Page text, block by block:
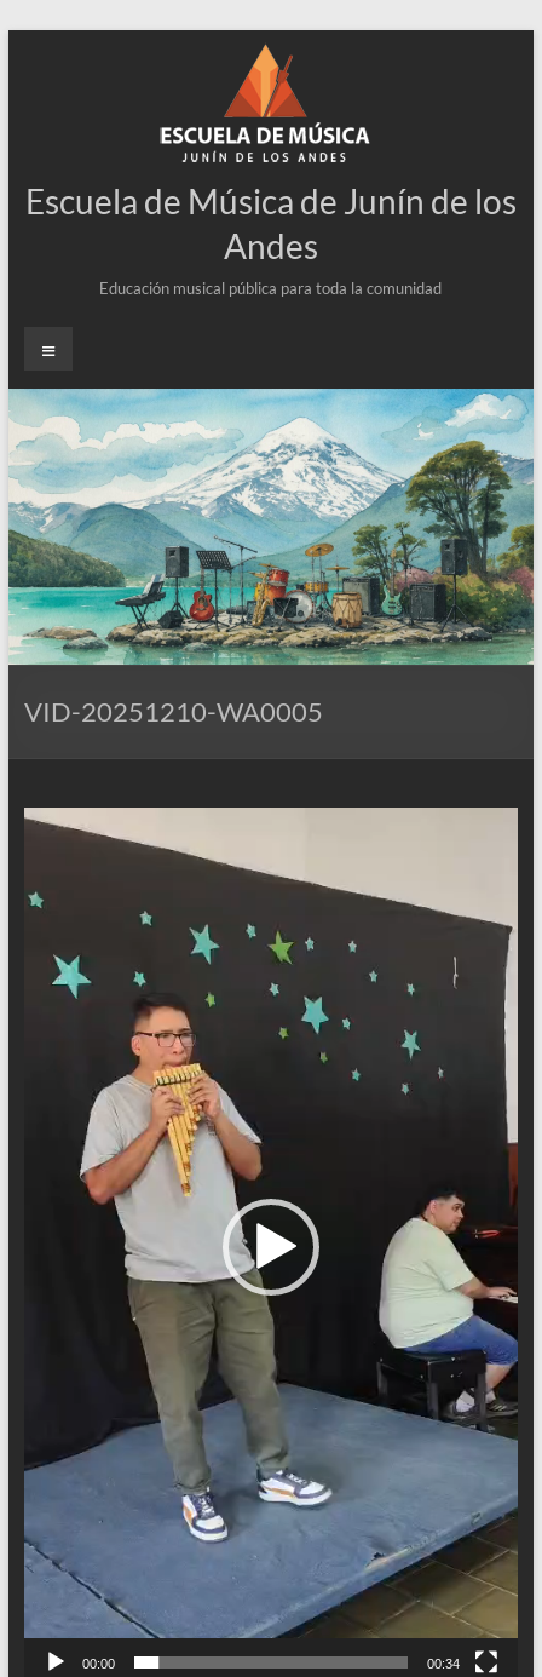
Escuela de Música de Junín de los
Andes
Educación musical pública para toda la comunidad
VID-20251210-WA0005
Reproductor
00:00 00:34